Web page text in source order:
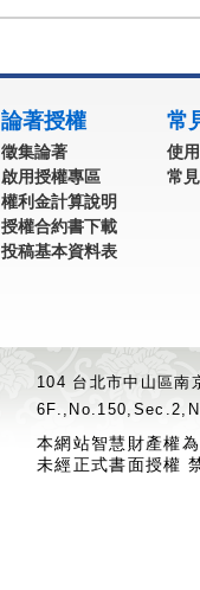
論著授權
徵集論著
啟用授權專區
權利金計算說明
授權合約書下載
投稿基本資料表
常
使
常
104 台北市中山區
本網站智慧財產權
未經正式書面授權